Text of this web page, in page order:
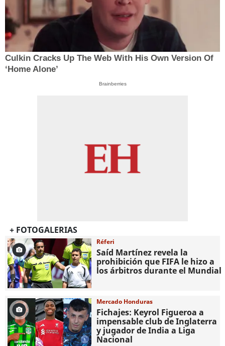
Culkin Cracks Up The Web With His Own Version Of
‘Home Alone’
Brainberries
+ FOTOGALERIAS
Réferi
Saíd Martínez revela la
prohibición que FIFA le hizo a
los árbitros durante el Mundial
Mercado Honduras
Fichajes: Keyrol Figueroa a
impensable club de Inglaterra
y jugador de India a Liga
Nacional